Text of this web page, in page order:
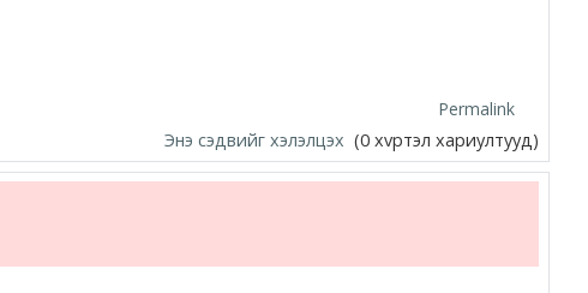
Permalink
Энэ сэдвийг хэлэлцэх (0 хvртэл хариултууд)